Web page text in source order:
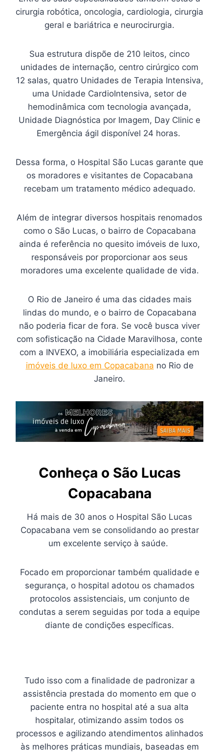
cirurgia robótica, oncologia, cardiologia, cirurgia
geral e bariátrica e neurocirurgia.
Sua estrutura dispõe de 210 leitos, cinco
unidades de internação, centro cirúrgico com
12 salas, quatro Unidades de Terapia Intensiva,
uma Unidade CardioIntensiva, setor de
hemodinâmica com tecnologia avançada,
Unidade Diagnóstica por Imagem, Day Clinic e
Emergência ágil disponível 24 horas.
Dessa forma, o Hospital São Lucas garante que
os moradores e visitantes de Copacabana
recebam um tratamento médico adequado.
Além de integrar diversos hospitais renomados
como o São Lucas, o bairro de Copacabana
ainda é referência no quesito imóveis de luxo,
responsáveis por proporcionar aos seus
moradores uma excelente qualidade de vida.
O Rio de Janeiro é uma das cidades mais
lindas do mundo, e o bairro de Copacabana
não poderia ficar de fora. Se você busca viver
com sofisticação na Cidade Maravilhosa, conte
com a INVEXO, a imobiliária especializada em
imóveis de luxo em Copacabana no Rio de
Janeiro.
Conheça o São Lucas
Copacabana
Há mais de 30 anos o Hospital São Lucas
Copacabana vem se consolidando ao prestar
um excelente serviço à saúde.
Focado em proporcionar também qualidade e
segurança, o hospital adotou os chamados
protocolos assistenciais, um conjunto de
condutas a serem seguidas por toda a equipe
diante de condições específicas.
Tudo isso com a finalidade de padronizar a
assistência prestada do momento em que o
paciente entra no hospital até a sua alta
hospitalar, otimizando assim todos os
processos e agilizando atendimentos alinhados
às melhores práticas mundiais, baseadas em